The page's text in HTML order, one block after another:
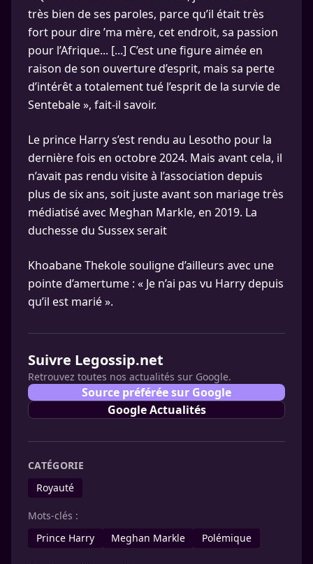
très bien de ses paroles, parce qu’il était très
fort pour dire ’ma mère, cet endroit, sa passion
pour l’Afrique... [...] C’est une figure aimée en
raison de son ouverture d’esprit, mais sa perte
d’intérêt a totalement tué l’esprit de la survie de
Sentebale », fait-il savoir.
Le prince Harry s’est rendu au Lesotho pour la
dernière fois en octobre 2024. Mais avant cela, il
n’avait pas rendu visite à l’association depuis
plus de six ans, soit juste avant son mariage très
médiatisé avec Meghan Markle, en 2019. La
duchesse du Sussex serait
Khoabane Thekole souligne d’ailleurs avec une
pointe d’amertume : « Je n’ai pas vu Harry depuis
qu’il est marié ».
Suivre Legossip.net
Retrouvez toutes nos actualités sur Google.
Source préférée sur Google
Google Actualités
CATÉGORIE
Royauté
Mots-clés :
Prince Harry
Meghan Markle Polémique